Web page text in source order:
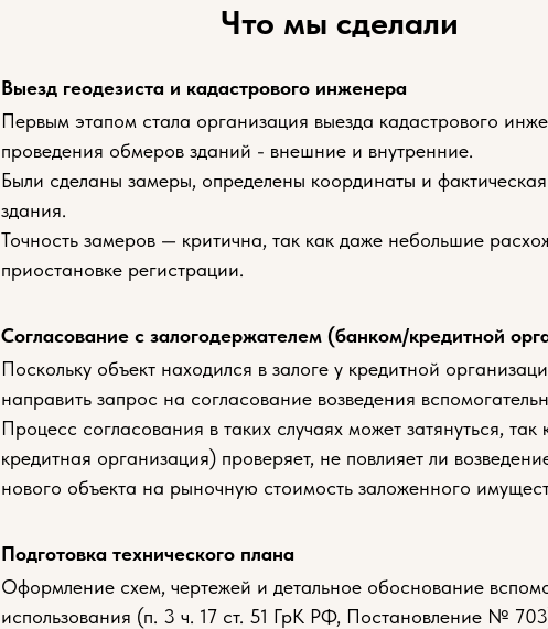
Что мы сделали
Выезд геодезиста и кадастрового инженера
Первым этапом стала организация выезда кадастрового
проведения обмеров зданий - внешние и внутренние.
Были сделаны замеры, определены координаты и
здания.
Точность замеров — критична, так как даже небольшие
приостановке регистрации.
Согласование с залогодержателем (банком/кредитной
Поскольку объект находился в залоге у кредитной
направить запрос на согласование возведения
Процесс согласования в таких случаях может затянуться,
кредитная организация) проверяет, не повлияет ли
нового объекта на рыночную стоимость заложенного
Подготовка технического плана
Оформление схем, чертежей и детальное обоснование
использования (п. 3 ч. 17 ст. 51 ГрК РФ, Постановление №